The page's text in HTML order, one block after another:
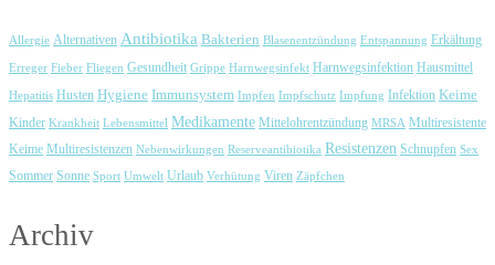
Allergie Alternativen Antibiotika Bakterien Blasenentzündung Entspannung Erkältung
Erreger Fieber Fliegen Gesundheit Grippe Harnwegsinfekt Harnwegsinfektion Hausmittel
Hepatitis Husten Hygiene Immunsystem Impfen Impfschutz Impfung Infektion Keime
Kinder Krankheit Lebensmittel Medikamente Mittelohrentzündung MRSA Multiresistente
Keime Multiresistenzen Nebenwirkungen Reserveantibiotika Resistenzen Schnupfen Sex
Sommer Sonne Sport Umwelt Urlaub Verhütung Viren Zäpfchen
Archiv